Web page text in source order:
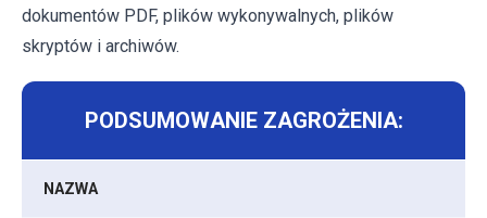
dokumentów PDF, plików wykonywalnych, plików
skryptów i archiwów.
PODSUMOWANIE ZAGROŻENIA:
NAZWA